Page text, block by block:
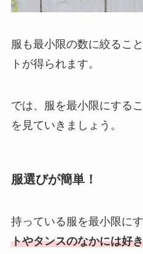
服も最小限の数に絞るこ
トが得られます。
では、服を最小限にする
を見ていきましょう。
服選びが簡単！
持っている服を最小限にす
トやタンスのなかには好